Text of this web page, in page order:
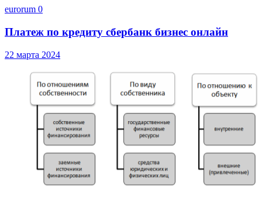
eurorum 0
Платеж по кредиту сбербанк бизнес онлайн
22 марта 2024